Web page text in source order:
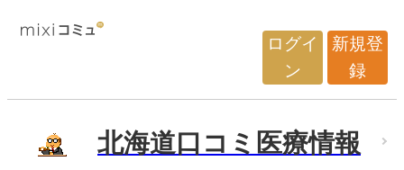
ログイ
ン
新規登
録
北海道口コミ医療情報